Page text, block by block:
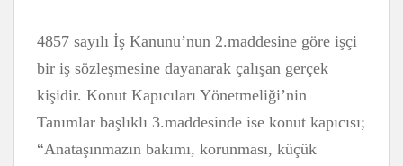
4857 sayılı İş Kanunu’nun 2.maddesine göre işçi
bir iş sözleşmesine dayanarak çalışan gerçek
kişidir. Konut Kapıcıları Yönetmeliği’nin
Tanımlar başlıklı 3.maddesinde ise konut kapıcısı;
“Anataşınmazın bakımı, korunması, küçük